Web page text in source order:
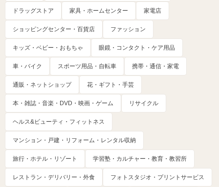
ドラッグストア 家具・ホームセンター 家電店
ショッピングセンター・百貨店 ファッション
キッズ・ベビー・おもちゃ 眼鏡・コンタクト・ケア用品
車・バイク スポーツ用品・自転車 携帯・通信・家電
通販・ネットショップ 花・ギフト・手芸
本・雑誌・音楽・DVD・映画・ゲーム リサイクル
ヘルス&ビューティ・フィットネス
マンション・戸建・リフォーム・レンタル収納
旅行・ホテル・リゾート 学習塾・カルチャー・教育・教習所
レストラン・デリバリー・外食 フォトスタジオ・プリントサービス